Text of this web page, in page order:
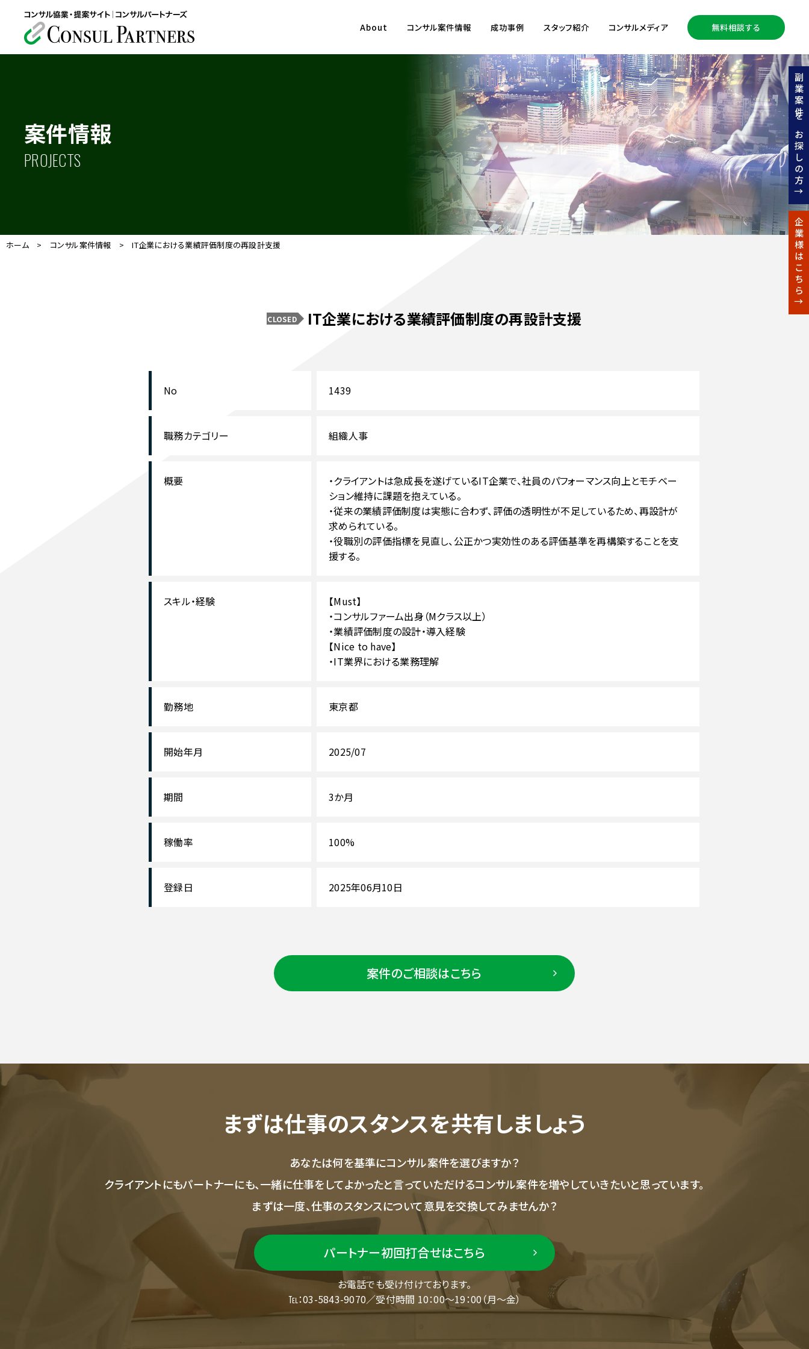
About コンサル案件情報 成功事例 スタッフ紹介 コンサルメディア 無料相談する
副業案件をお探しの方↑
企業様はこちら↑
案件情報
PROJECTS
ホーム> コンサル案件情報 >IT企業における業績評価制度の再設計支援
CLOSED IT企業における業績評価制度の再設計支援
No 1439
職務カテゴリー 組織人事
概要
・クライアントは急成長を遂げているIT企業で、社員のパフォーマンス向上とモチベー
ション維持に課題を抱えている。
・従来の業績評価制度は実態に合わず、評価の透明性が不足しているため、再設計が
求められている。
・役職別の評価指標を見直し、公正かつ実効性のある評価基準を再構築することを支
援する。
スキル・経験
【Must】
・コンサルファーム出身（Mクラス以上）
・業績評価制度の設計・導入経験
【Nice to have】
・IT業界における業務理解
勤務地 東京都
開始年月 2025/07
期間 3か月
稼働率 100%
登録日 2025年06月10日
案件のご相談はこちら
まずは仕事のスタンスを共有しましょう
あなたは何を基準にコンサル案件を選びますか？
クライアントにもパートナーにも、一緒に仕事をしてよかったと言っていただけるコンサル案件を増やしていきたいと思っています。
まずは一度、仕事のスタンスについて意見を交換してみませんか？
パートナー初回打合せはこちら
お電話でも受け付けております。
℡：03-5843-9070／受付時間 10：00～19：00（月～金）